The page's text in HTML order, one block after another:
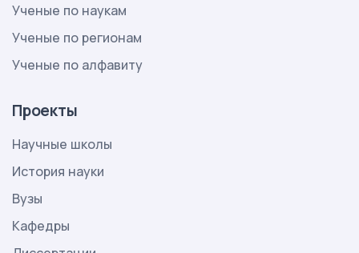
Ученые по наукам
Ученые по регионам
Ученые по алфавиту
Проекты
Научные школы
История науки
Вузы
Кафедры